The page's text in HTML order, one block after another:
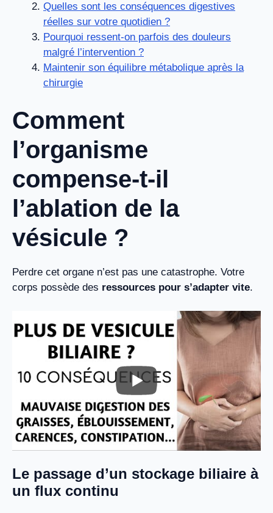
Quelles sont les conséquences digestives
réelles sur votre quotidien ?
Pourquoi ressent-on parfois des douleurs
malgré l’intervention ?
Maintenir son équilibre métabolique après la
chirurgie
Comment
l’organisme
compense-t-il
l’ablation de la
vésicule ?
Perdre cet organe n’est pas une catastrophe. Votre
corps possède des ressources pour s’adapter vite.
Le passage d’un stockage biliaire à
un flux continu